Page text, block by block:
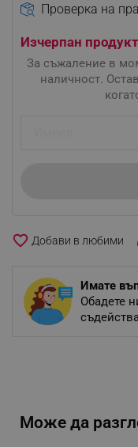
Проверка на
Изчерпан продукт
За съжаление в
наличност.
favorite_border
Имате
Обадете
Може да